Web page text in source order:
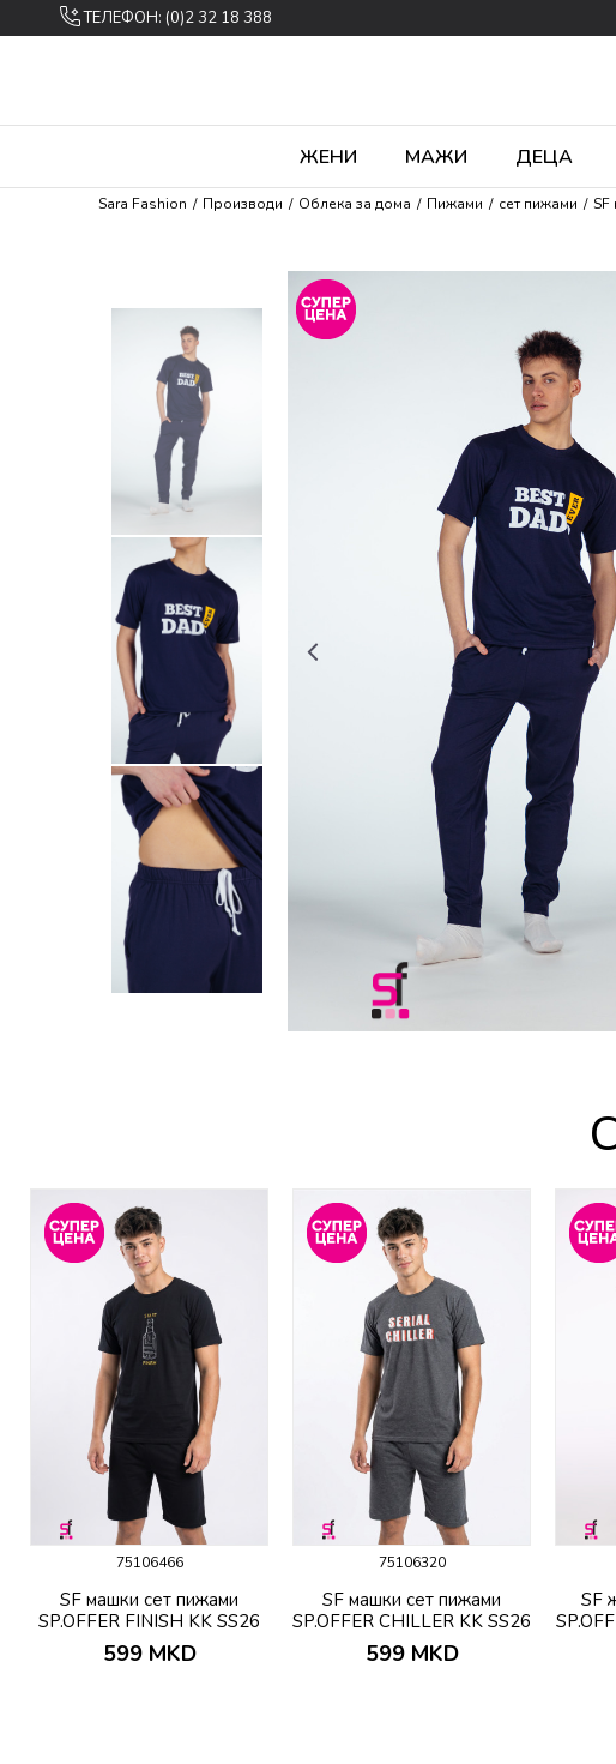
ТЕЛЕФОН: (0)2 32 18 388
ЖЕНИ МАЖИ ДЕЦА
Sara Fashion Производи Облека за дома Пижами сет пижами SF
75106466
SF машки сет пижами
SP.OFFER FINISH KK SS26
599 MKD
75106320
SF машки сет пижами
SP.OFFER CHILLER KK SS26
599 MKD
SF